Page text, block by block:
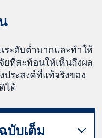
ะดับต่ำมากและทำให้
ยที่สะท้อนให้เห็นถึงผล
ระสงค์ที่แท้จริงของ
ได้
บับเต็ม